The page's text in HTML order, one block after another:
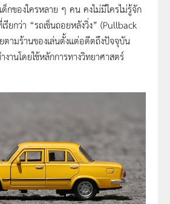
ด็กของใครหลาย ๆ คน คงไม่มีใครไม่รู้จัก
รียกว่า “รถเข็นถอยหลังวิ่ง” (Pullback
ตามร้านของเล่นตั้งแต่อดีตถึงปัจจุบัน
านโดยใช้หลักการทางวิทยาศาสตร์